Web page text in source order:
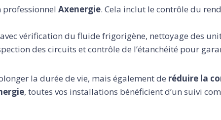
Axenergie. Cela inclut le contrôle du
vérification du fluide frigorigène, nettoyage des
des circuits et contrôle de l’étanchéité pour
la durée de vie, mais également de réduire la
, toutes vos installations bénéficient d’un suivi